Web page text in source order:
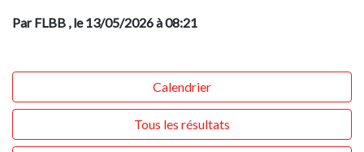
Par FLBB , le 13/05/2026 à 08:21
Calendrier
Tous les résultats